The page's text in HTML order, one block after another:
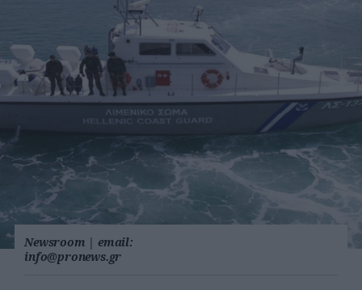
Newsroom | email:
info@pronews.gr